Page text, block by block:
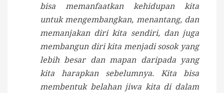
bisa memanfaatkan kehidupan kita
untuk mengembangkan, menantang, dan
memanjakan diri kita sendiri, dan juga
membangun diri kita menjadi sosok yang
lebih besar dan mapan daripada yang
kita harapkan sebelumnya. Kita bisa
membentuk belahan jiwa kita di dalam